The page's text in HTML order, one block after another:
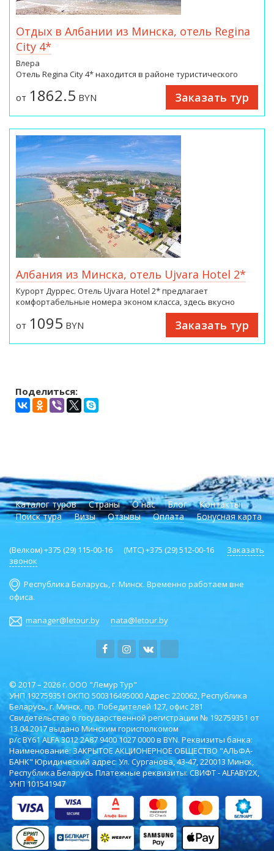
Отдых в Албании из Минска, отель Regina
City 4*
Влера
Отель Regina City 4* находится в районе туристического
центра, на первой пляжной линии, пляж через дорогу. В
небольшом отеле очень комфортные и современные
номера, хорошая кухня и приветливый персонал. Отель
выбирают для отдыха парой.
от 1862.5 BYN Заказать тур
Албания из Минска, отель Ujvara Hotel 2*
Курорт Дуррес. Отель Ujvara Hotel 2* предлагает
комфортабельные номера эконом класса, здесь вкусно
кормят, есть свой частный пляж - всего 50 м от отеля.
от 1095 BYN Заказать тур
Поделиться:
Каталог туров Страны О нас Блог
Контакты
Поиск тура
Визы Отзывы Оплата Бонусная карта
(Велком) +375 (29) 115-00-16 (МТС) +375 (29) 512-00-16 Заказать
звонок
Республика Беларусь, г. Минск. Временно работаем вне
офиса.
manager@letour.by nata@letour.by
© 2017 – 2026 г. ООО "Лемур Тур"
УНП 192759351 ОКПО ‎500316495000 Адрес: 220062, Республика
Беларусь, г. Минск, пр. Победителей 127, офис 281
Свидетельство о государственной регистрации № 192759351 от
13.04.2017 выдано Минским горисполкомом
р/с BY61 ALFA 3012 2A87 9400 1027 0000 в BYN. Реквизиты банка:
Наименование: ЗАКРЫТОЕ АКЦИОНЕРНОЕ ОБЩЕСТВО "АЛЬФА-
БАНК" Юридический адрес: Ул. Сурганова, 43-47, 220013 Минск,
Республика Беларусь Платежные реквизиты: СВИФТ - ALFABY2X,
УНП 101541947